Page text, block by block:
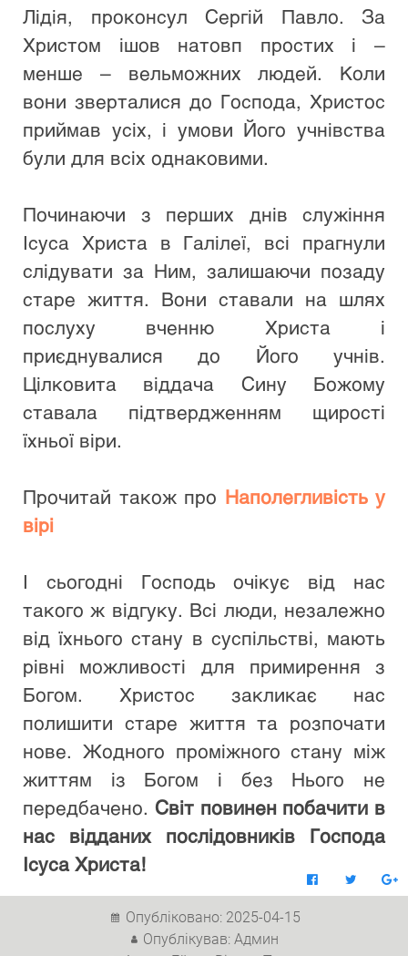
Лідія, проконсул Сергій Павло. За
Христом ішов натовп простих і –
менше – вельможних людей. Коли
вони зверталися до Господа, Христос
приймав усіх, і умови Його учнівства
були для всіх однаковими.
Починаючи з перших днів служіння
Ісуса Христа в Галілеї, всі прагнули
слідувати за Ним, залишаючи позаду
старе життя. Вони ставали на шлях
послуху вченню Христа і
приєднувалися до Його учнів.
Цілковита віддача Сину Божому
ставала підтвердженням щирості
їхньої віри.
Прочитай також про Наполегливість у
вірі
І сьогодні Господь очікує від нас
такого ж відгуку. Всі люди, незалежно
від їхнього стану в суспільстві, мають
рівні можливості для примирення з
Богом. Христос закликає нас
полишити старе життя та розпочати
нове. Жодного проміжного стану між
життям із Богом і без Нього не
передбачено. Світ повинен побачити в
нас відданих послідовників Господа
Ісуса Христа!
Опубліковано: 2025-04-15
Опублікував: Админ